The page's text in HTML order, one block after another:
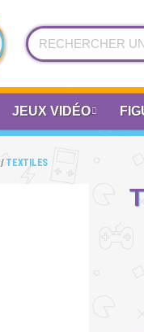
JEUX VIDÉO
TEXTILES